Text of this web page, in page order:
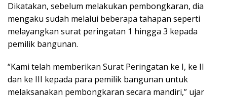
Dikatakan, sebelum melakukan pembongkaran, dia
mengaku sudah melalui beberapa tahapan seperti
melayangkan surat peringatan 1 hingga 3 kepada
pemilik bangunan.
“Kami telah memberikan Surat Peringatan ke I, ke II
dan ke III kepada para pemilik bangunan untuk
melaksanakan pembongkaran secara mandiri,” ujar